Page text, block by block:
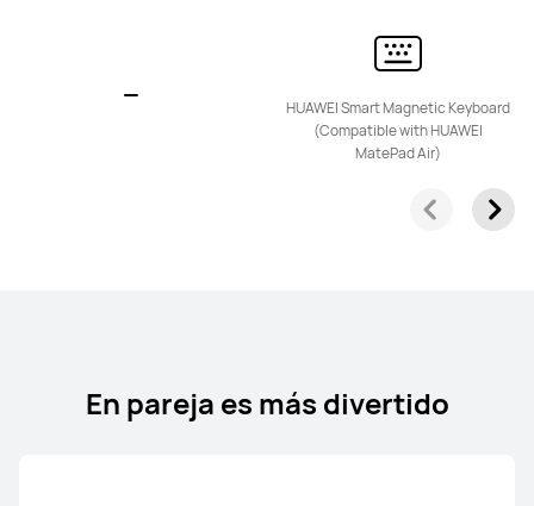
HUAWEI Smart Magnetic Keyboard
(Compatible with HUAWEI
MatePad Air)
En pareja es más divertido